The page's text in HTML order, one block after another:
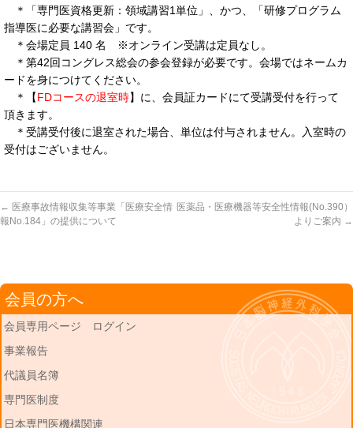
＊「専門医資格更新：領域講習1単位」、かつ、「研修プログラム
指導医に必要な講習会」です。
＊会場定員 140 名 ※オンライン受講は定員なし。
＊第42回コングレス総会の参会登録が必要です。会場ではネームカ
ードを身につけてください。
＊【FDコースの退室時】に、会員証カードにて受講受付を行って
頂きます。
＊受講受付後に退室された場合、単位は付与されません。入室時の
受付はございません。
← 医療事故情報収集等事業「医療安全情
報No.184」の提供について
医薬品・医療機器等安全性情報(No.390）
よりご案内 →
会員の方へ
会員専用ページ ログイン
事業報告
代議員名簿
専門医制度
日本専門医機構関連